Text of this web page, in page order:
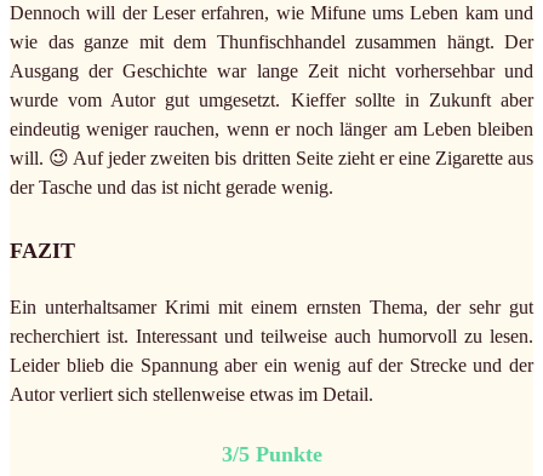
Dennoch will der Leser erfahren, wie Mifune ums Leben kam und
wie das ganze mit dem Thunfischhandel zusammen hängt. Der
Ausgang der Geschichte war lange Zeit nicht vorhersehbar und
wurde vom Autor gut umgesetzt. Kieffer sollte in Zukunft aber
eindeutig weniger rauchen, wenn er noch länger am Leben bleiben
will. 😉 Auf jeder zweiten bis dritten Seite zieht er eine Zigarette aus
der Tasche und das ist nicht gerade wenig.
FAZIT
Ein unterhaltsamer Krimi mit einem ernsten Thema, der sehr gut
recherchiert ist. Interessant und teilweise auch humorvoll zu lesen.
Leider blieb die Spannung aber ein wenig auf der Strecke und der
Autor verliert sich stellenweise etwas im Detail.
3/5 Punkte